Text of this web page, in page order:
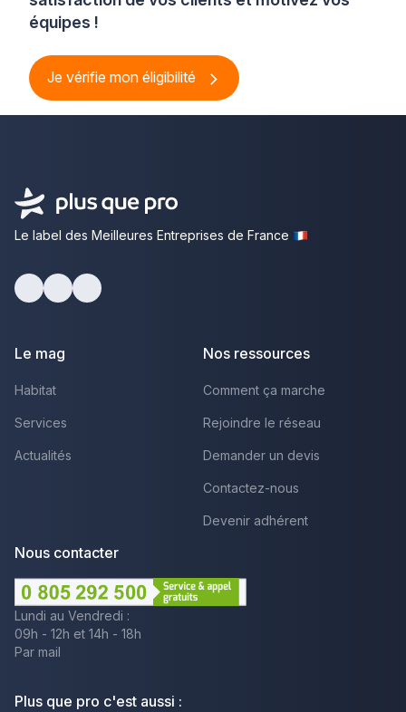
équipes !
Je vérifie mon éligibilité
Le label des Meilleures Entreprises de France
Le mag
Habitat
Services
Actualités
Nos ressources
Comment ça marche
Rejoindre le réseau
Demander un devis
Contactez-nous
Devenir adhérent
Nous contacter
Lundi au Vendredi :
09h - 12h et 14h - 18h
Par mail
Plus que pro c'est aussi :